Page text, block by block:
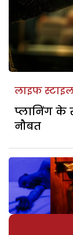
लाइफ
प्लानिंग के
नौबत